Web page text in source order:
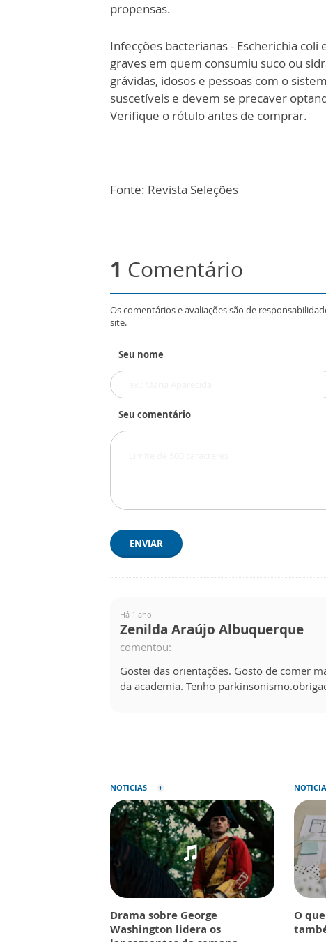
propensas.
Infecções bacterianas - Escherichia
graves em quem consumiu suco ou
grávidas, idosos e pessoas com o
suscetíveis e devem se precaver
Verifique o rótulo antes de comprar.
Fonte: Revista Seleções
1 Comentário
Os comentários e avaliações são de
site.
Seu nome
Seu comentário
ENVIAR
Há 1 ano
Zenilda Araújo Albuquerque
comentou:
Gostei das orientações. Gosto de comer
da academia. Tenho
NOTÍCIAS
Drama sobre George
Washington lidera os
O